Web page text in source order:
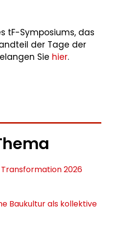
tF-Symposiums, das
der Tage der
Sie hier.
2026
Baukultur als kollektive